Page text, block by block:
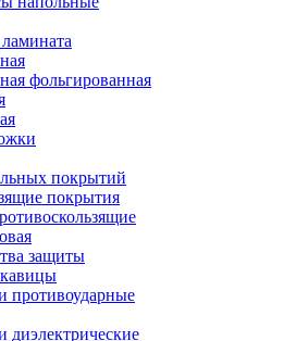
фольгированная
покрытий
покрытия
защиты
противоударные
диэлектрические